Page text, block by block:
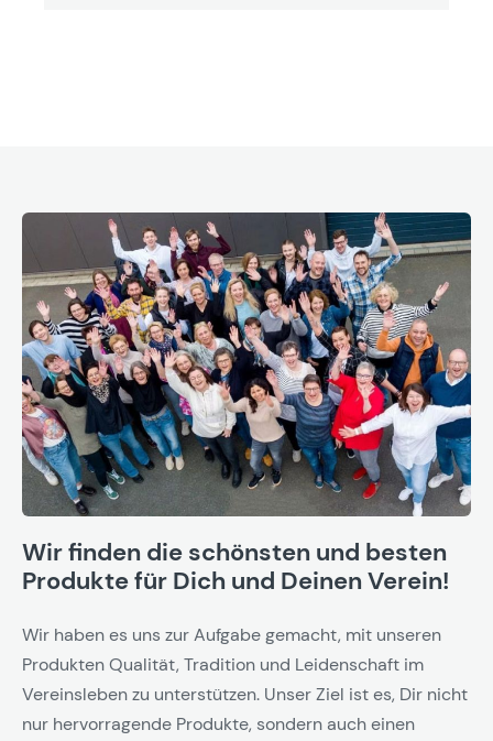
Wir finden die schönsten und besten
Produkte für Dich und Deinen Verein!
Wir haben es uns zur Aufgabe gemacht, mit unseren
Produkten Qualität, Tradition und Leidenschaft im
Vereinsleben zu unterstützen. Unser Ziel ist es, Dir nicht
nur hervorragende Produkte, sondern auch einen